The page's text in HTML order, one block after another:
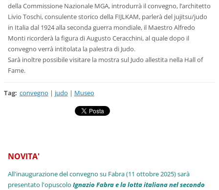
della Commissione Nazionale MGA, introdurrà il convegno, l’architetto
Livio Toschi, consulente storico della FIJLKAM, parlerà del jujitsu/judo
in Italia dal 1924 alla seconda guerra mondiale, il Maestro Alfredo
Monti ricorderà la figura di Augusto Ceracchini, al quale dopo il
convegno verrà intitolata la palestra di Judo.
Sarà inoltre possibile visitare la mostra sul Judo allestita nella Hall of
Fame.
Tag: convegno | judo | Museo
NOVITA'
All'inaugurazione del convegno su Fabra (11 ottobre 2025) sarà
presentato l'opuscoloIgnazio Fabra e la lotta italiana nel secondo